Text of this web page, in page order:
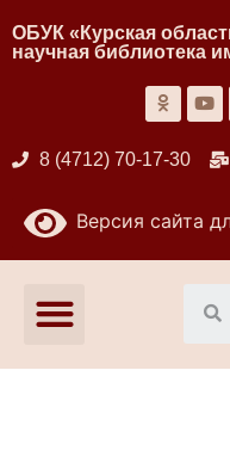
ОБУК «Курская
научная библиотека
8 (4712) 70-17-30
Версия сайта